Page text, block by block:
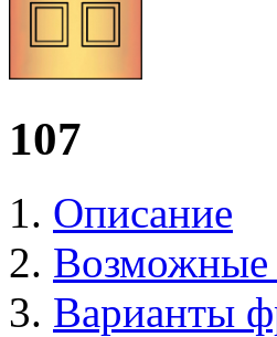
107
Описание
Возможные
Варианты